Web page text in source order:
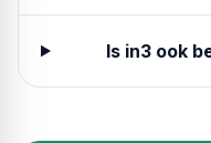
Is in3 ook